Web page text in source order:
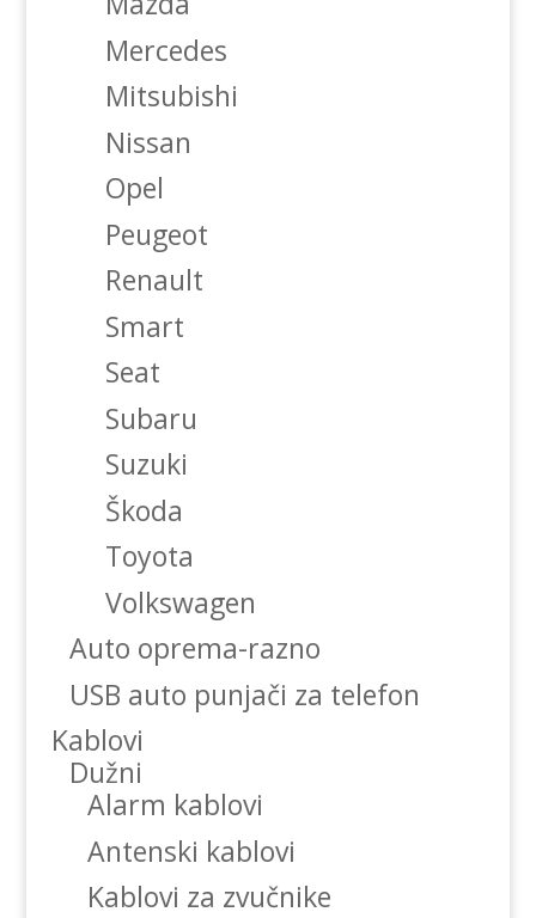
Mercedes
Mitsubishi
Nissan
Opel
Peugeot
Renault
Smart
Seat
Subaru
Suzuki
Škoda
Toyota
Volkswagen
Auto oprema-razno
USB auto punjači za telefon
Kablovi
Dužni
Alarm kablovi
Antenski kablovi
Kablovi za zvučnike